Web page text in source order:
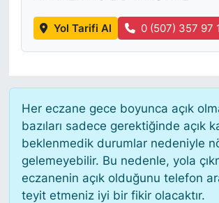
Yol Tarifi Al 0 (507) 357 97
Her eczane gece boyunca açık
bazıları sadece gerektiğinde açık
beklenmedik durumlar nedeniyle
gelemeyebilir. Bu nedenle, yola
eczanenin açık olduğunu telefon
teyit etmeniz iyi bir fikir olacaktır.